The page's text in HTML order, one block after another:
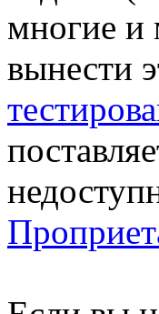
многие и
вынести